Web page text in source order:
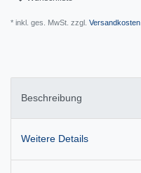
* inkl. ges. MwSt. zzgl. Versandkosten
Beschreibung
Weitere Details